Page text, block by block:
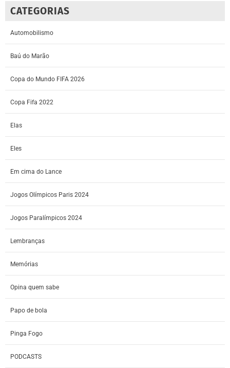
CATEGORIAS
Automobilismo
Baú do Marão
Copa do Mundo FIFA 2026
Copa Fifa 2022
Elas
Eles
Em cima do Lance
Jogos Olímpicos Paris 2024
Jogos Paralímpicos 2024
Lembranças
Memórias
Opina quem sabe
Papo de bola
Pinga Fogo
PODCASTS